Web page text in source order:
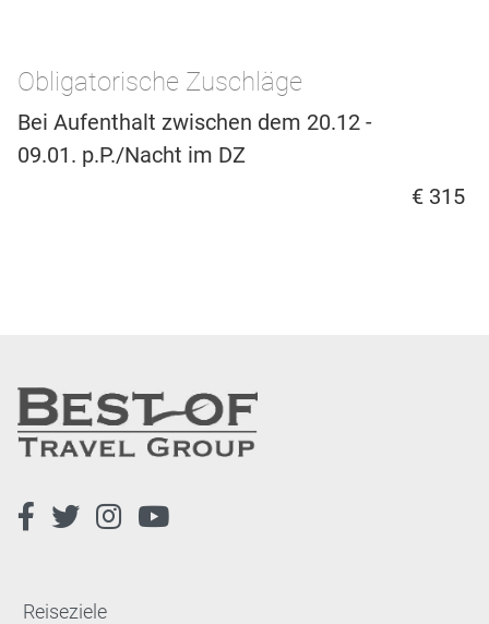
Obligatorische Zuschläge
Bei Aufenthalt zwischen dem 20.12 -
09.01. p.P./Nacht im DZ
€ 315
Reiseziele